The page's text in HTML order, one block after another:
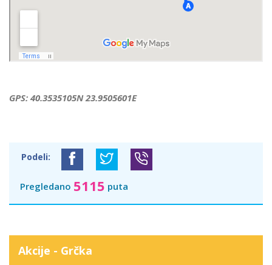
GPS: 40.3535105N 23.9505601E
Podeli:
Pregledano 5115 puta
Akcije - Grčka